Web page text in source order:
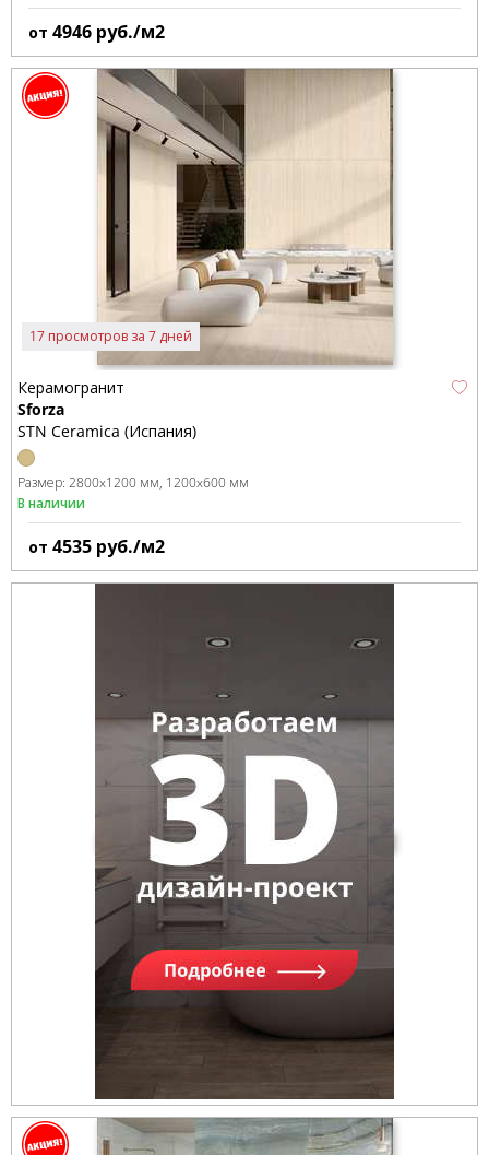
от 4946 руб./м2
17 просмотров за 7 дней
Керамогранит
Sforza
STN Ceramica (Испания)
Размер: 2800x1200 мм 1200x600 мм
В наличии
от 4535 руб./м2